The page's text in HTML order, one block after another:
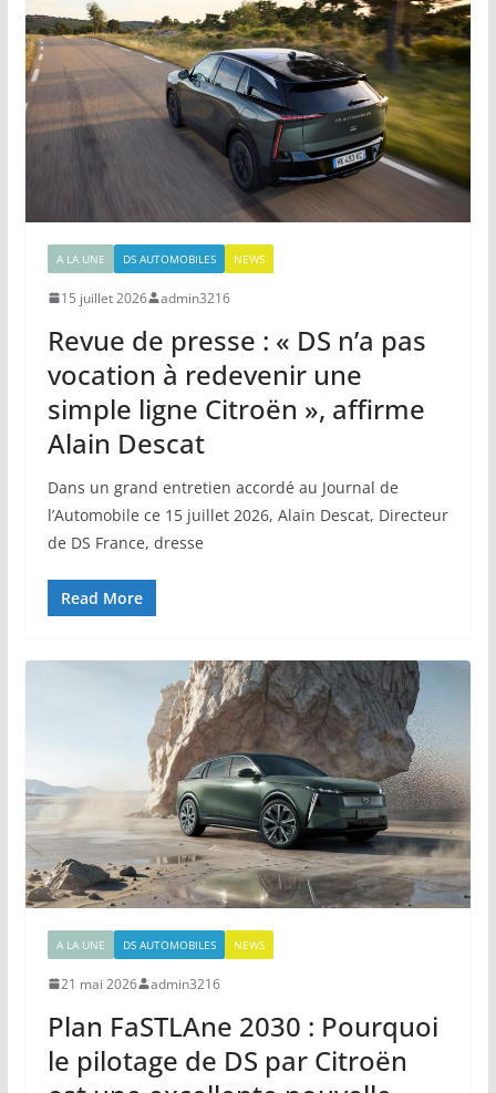
A LA UNE DS AUTOMOBILES NEWS
15 juillet 2026 admin3216
Revue de presse : « DS n’a pas
vocation à redevenir une
simple ligne Citroën », affirme
Alain Descat
Dans un grand entretien accordé au Journal de
l’Automobile ce 15 juillet 2026, Alain Descat, Directeur
de DS France, dresse
Read More
A LA UNE DS AUTOMOBILES NEWS
21 mai 2026 admin3216
Plan FaSTLAne 2030 : Pourquoi
le pilotage de DS par Citroën